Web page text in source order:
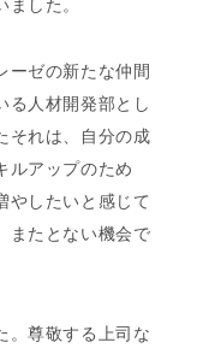
した。
ーゼの新たな仲間
る人材開発部とし
それは、自分の成
ルアップのため
やしたいと感じて
またとない機会で
。尊敬する上司な